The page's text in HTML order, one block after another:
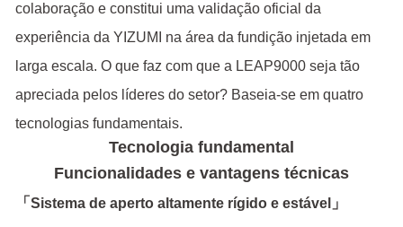
colaboração e constitui uma validação oficial da
experiência da YIZUMI na área da fundição injetada em
larga escala. O que faz com que a LEAP9000 seja tão
apreciada pelos líderes do setor? Baseia-se em quatro
tecnologias fundamentais.
Tecnologia fundamental
Funcionalidades e vantagens técnicas
「 Sistema de aperto altamente rígido e estável 」